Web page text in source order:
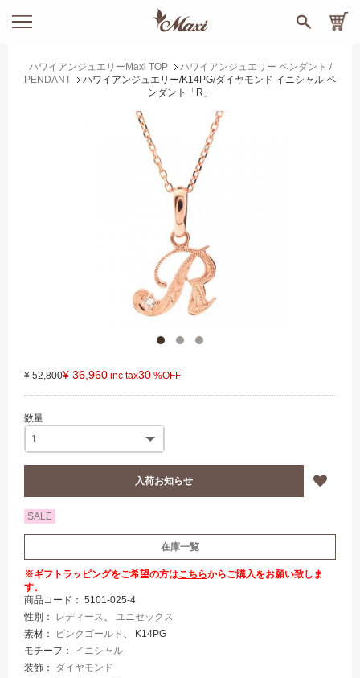
ハワイアンジュエリーMaxi TOP
ハワイアンジュエリー ペンダント /
PENDANT
ハワイアンジュエリー/K14PG/ダイヤモンド イニシャル ペ
ンダント「R」
¥ 52,800¥ 36,960 30
SALE
在庫一覧
※ギフトラッピングをご希望の方はこちらからご購入をお願い致しま
す。
商品コード： 5101-025-4
性別：
レディース、 ユニセックス
素材：
ピンクゴールド、 K14PG
モチーフ： イニシャル
装飾： ダイヤモンド